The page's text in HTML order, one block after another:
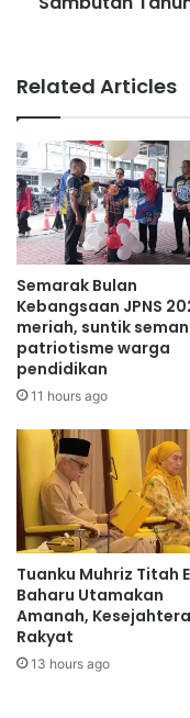
B
a
r
u
C
i
n
a
p
e
r
i
n
g
a
t
n
e
g
e
r
i
7
F
e
Related Articles
Semarak Bulan
Kebangsaan JPNS
meriah, suntik
patriotisme warga
pendidikan
11 hours ago
Tuanku Muhriz Titah
Baharu Utamakan
Amanah,
Rakyat
13 hours ago